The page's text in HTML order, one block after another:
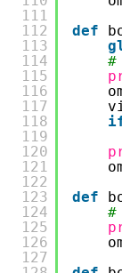
111
112
113
114
115
116
117
118
119
120
121
122
123
124
125
126
127
def
#
def
#